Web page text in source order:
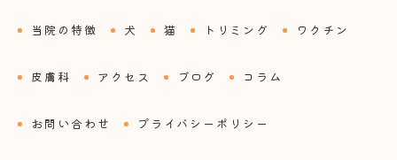
当院の特徴 犬 猫 トリミング ワクチン
皮膚科 アクセス ブログ コラム
お問い合わせ プライバシーポリシー